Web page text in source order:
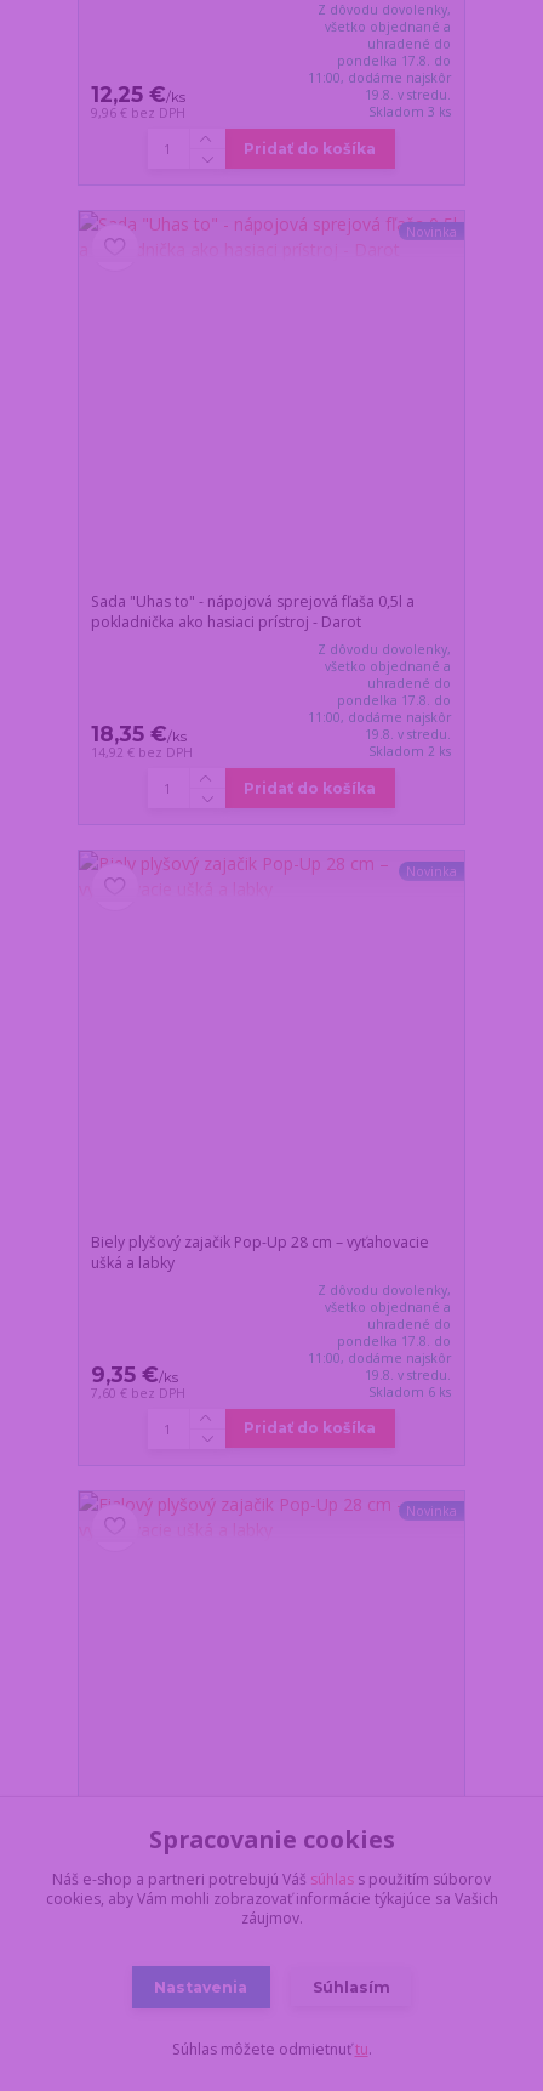
12,25 €/ks
9,96 € bez DPH
Z dôvodu dovolenky,
všetko objednané a
uhradené do
pondelka 17.8. do
11:00, dodáme najskôr
19.8. v stredu.
Skladom 3 ks
Pridať do košíka
Novinka
Sada "Uhas to" - nápojová sprejová fľaša 0,5l a
pokladnička ako hasiaci prístroj - Darot
18,35 €/ks
14,92 € bez DPH
Z dôvodu dovolenky,
všetko objednané a
uhradené do
pondelka 17.8. do
11:00, dodáme najskôr
19.8. v stredu.
Skladom 2 ks
Pridať do košíka
Novinka
Biely plyšový zajačik Pop-Up 28 cm – vyťahovacie
ušká a labky
9,35 €/ks
7,60 € bez DPH
Z dôvodu dovolenky,
všetko objednané a
uhradené do
pondelka 17.8. do
11:00, dodáme najskôr
19.8. v stredu.
Skladom 6 ks
Pridať do košíka
Novinka
Fialový plyšový zajačik Pop-Up 28 cm – vyťahovacie
ušká a labky
9,35 €
pondelka 17.8. do
11:00, dodáme najskôr
Spracovanie cookies
Náš e-shop a partneri potrebujú Váš súhlas s použitím súborov
cookies, aby Vám mohli zobrazovať informácie týkajúce sa Vašich
záujmov.
Nastavenia Súhlasím
Súhlas môžete odmietnuťtu.